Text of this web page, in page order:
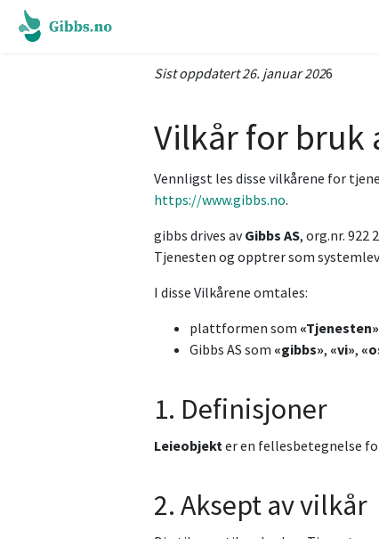
Sist oppdatert 26. januar 2026
Vilkår for bruk
Vennligst les disse vilkårene for
https://www.gibbs.no.
gibbs drives avGibbs AS, org.nr. 922
Tjenesten og opptrer som
I disse Vilkårene omtales:
plattformen som «Tjenesten»
Gibbs AS som «gibbs», «vi»,
1. Definisjoner
Leieobjekter en fellesbetegnelse
2. Aksept av vilkår